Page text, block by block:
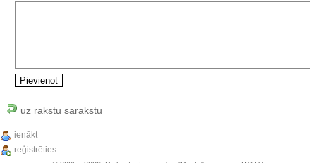
uz rakstu sarakstu
ienākt
reģistrēties